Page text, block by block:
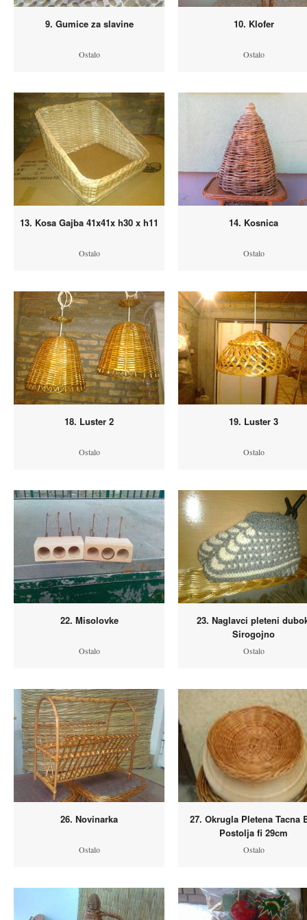
9. Gumice za slavine
Ostalo
10. Klofer
Ostalo
13. Kosa Gajba 41x41x h30 x h11
Ostalo
14. Kosnica
Ostalo
18. Luster 2
Ostalo
19. Luster 3
Ostalo
22. Misolovke
Ostalo
23. Naglavci pleteni
Sirogojno
Ostalo
26. Novinarka
Ostalo
27. Okrugla Pletena Tacna
Postolja fi 29cm
Ostalo